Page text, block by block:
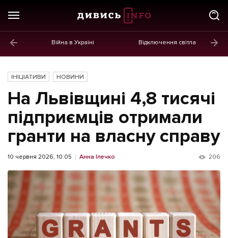
Війна в Україні Відключення світла
Новини
Політика
Економіка
Бізнес
Життя
Культура
Афіша
ІНШЕ
ІНІЦІАТИВИ НОВИНИ
На Львівщині 4,8 тисячі
підприємців отримали
гранти на власну справу
10 червня 2026, 10:05 Анна Ілечко 206